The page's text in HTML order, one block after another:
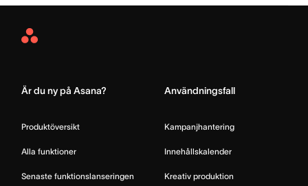
Asana
Är du ny på Asana?
Produktöversikt
Alla funktioner
Senaste funktionslanseringen
Användningsfall
Kampanjhantering
Innehållskalender
Kreativ produktion